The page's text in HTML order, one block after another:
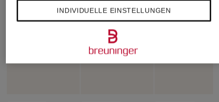
INDIVIDUELLE EINSTELLUNGEN